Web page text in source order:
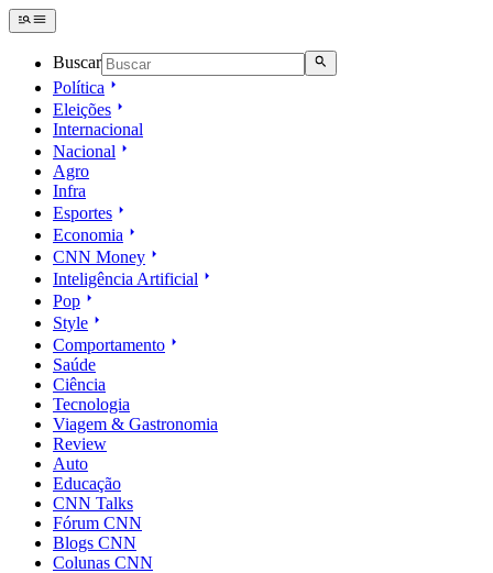
Buscar
Política
Eleições
Internacional
Nacional
Agro
Infra
Esportes
Economia
CNN Money
Inteligência Artificial
Pop
Style
Comportamento
Saúde
Ciência
Tecnologia
Viagem & Gastronomia
Review
Auto
Educação
CNN Talks
Fórum CNN
Blogs CNN
Colunas CNN